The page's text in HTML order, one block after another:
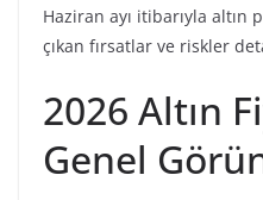
Haziran ayı itibarıyla altın
çıkan fırsatlar ve riskler
2026 Altın
Genel